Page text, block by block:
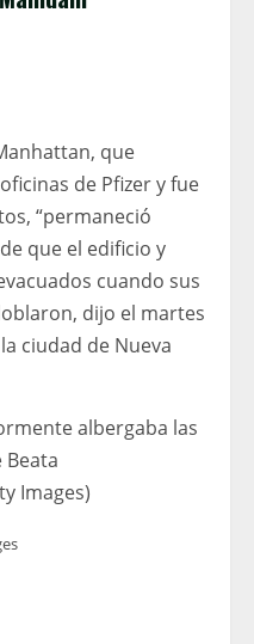
que
de Pfizer y fue
“permaneció
que el edificio y
cuando sus
dijo el martes
ciudad de Nueva
albergaba las
Beata
Images)